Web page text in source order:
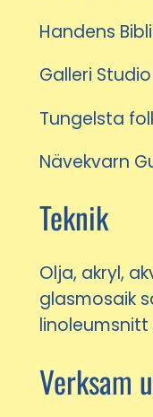
Handens
Galleri Studio
Tungelsta
Nävekvarn
Teknik
Olja, akryl,
glasmosaik
Verksam